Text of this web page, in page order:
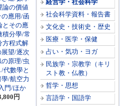
経営学・社会科学
社会科学資料・報告書
文化史・技術史・歴史
医療・医学・保健
占い・気功・ヨガ
民族学・宗教学（キリ
スト教・仏教）
哲学・思想
言語学・国語学
論の價値
の應用/函
とその應
積分學/常
方程式解
展望/逐次
の原理/虫
代數學と
/航空力
門/ほか
円